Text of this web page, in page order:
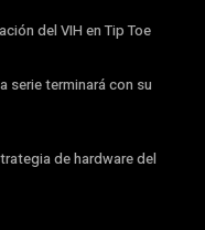
del VIH en Tip Toe
serie terminará con su
de hardware del